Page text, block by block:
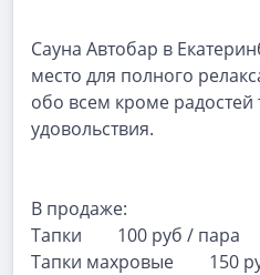
Сауна Автобар в
место для полного
обо всем кроме радостей
удовольствия.
В продаже:
Тапки 100 руб / пара
Тапки махровые 150